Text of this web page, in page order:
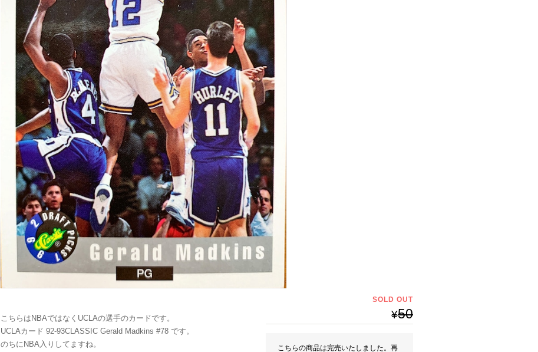
こちらはNBAではなくUCLAの選手のカードです。
UCLAカード 92-93CLASSIC Gerald Madkins #78 です。
のちにNBA入りしてますね。
SOLD OUT
¥50
こちらの商品は完売いたしました。再